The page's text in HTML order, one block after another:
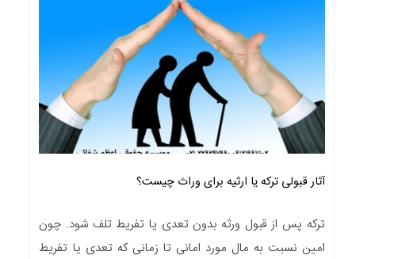
آثار قبولی ترکه یا ارثیه برای وراث چیست؟
ترکه پس از قبول ورثه بدون تعدی یا تفریط تلف شود. چون
امین نسبت به مال مورد امانی تا زمانی که تعدی یا تفریط